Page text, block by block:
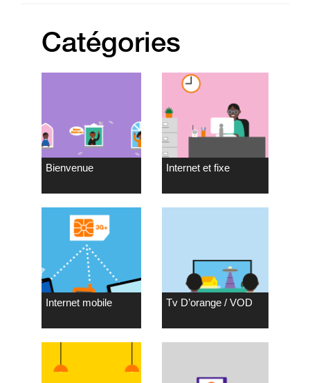
Catégories
Bienvenue Internet et fixe
Internet mobile Tv D’orange / VOD